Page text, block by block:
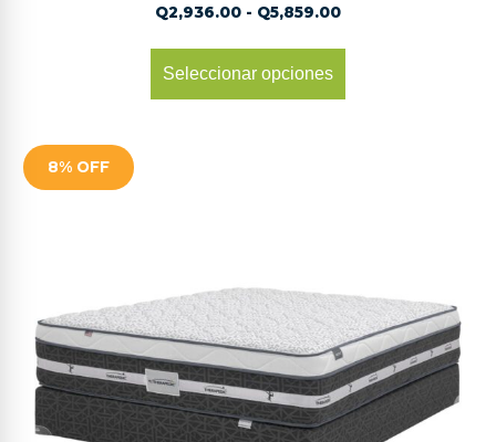
Q2,936.00 - Q5,859.00
Seleccionar opciones
8% OFF